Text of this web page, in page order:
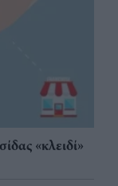
«κλειδί»